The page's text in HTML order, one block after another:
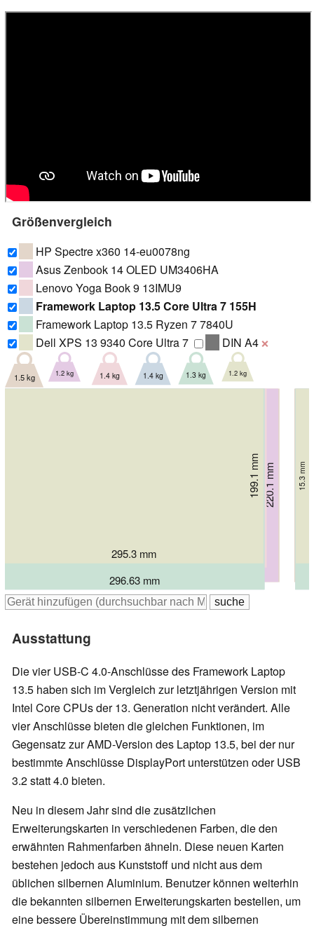
Größenvergleich
HP Spectre x360 14-eu0078ng
Asus Zenbook 14 OLED UM3406HA
Lenovo Yoga Book 9 13IMU9
Framework Laptop 13.5 Core Ultra 7 155H
Framework Laptop 13.5 Ryzen 7 7840U
Dell XPS 13 9340 Core Ultra 7
DIN A4 ❌
220.4 mm 16.9 mm
1.5 kg
220.1 mm 14.9 mm
1.2 kg
299.1 mm
203.9 mm 15.95 mm
1.4 kg
296.63 mm
228.98 mm 15.85 mm
1.4 kg
296.63 mm
228.98 mm 15.85 mm
1.3 kg
295.3 mm
199.1 mm 15.3 mm
1.2 kg
Ausstattung
Die vier USB-C 4.0-Anschlüsse des Framework Laptop
13.5 haben sich im Vergleich zur letztjährigen Version mit
Intel Core CPUs der 13. Generation nicht verändert. Alle
vier Anschlüsse bieten die gleichen Funktionen, im
Gegensatz zur AMD-Version des Laptop 13.5, bei der nur
bestimmte Anschlüsse DisplayPort unterstützen oder USB
3.2 statt 4.0 bieten.
Neu in diesem Jahr sind die zusätzlichen
Erweiterungskarten in verschiedenen Farben, die den
erwähnten Rahmenfarben ähneln. Diese neuen Karten
bestehen jedoch aus Kunststoff und nicht aus dem
üblichen silbernen Aluminium. Benutzer können weiterhin
die bekannten silbernen Erweiterungskarten bestellen, um
eine bessere Übereinstimmung mit dem silbernen